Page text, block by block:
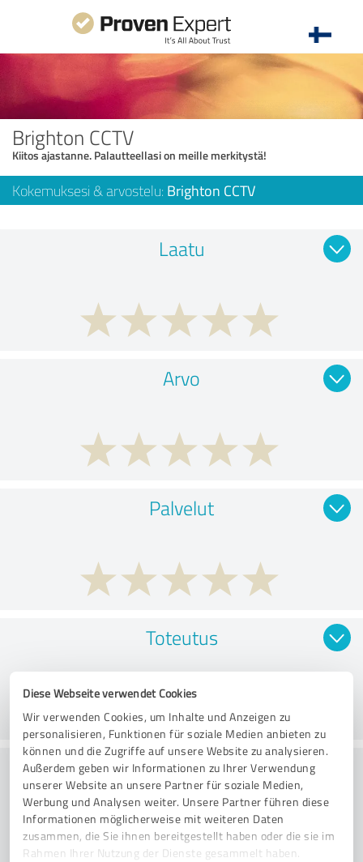
Diese Webseite verwendet Cookies
Wir verwenden Cookies, um Inhalte und Anzeigen zu
personalisieren, Funktionen für soziale Medien anbieten zu
können und die Zugriffe auf unsere Website zu analysieren.
Außerdem geben wir Informationen zu Ihrer Verwendung
unserer Website an unsere Partner für soziale Medien,
Werbung und Analysen weiter. Unsere Partner führen diese
Informationen möglicherweise mit weiteren Daten
zusammen, die Sie ihnen bereitgestellt haben oder die sie im
Rahmen Ihrer Nutzung der Dienste gesammelt haben.
Brighton CCTV
Kiitos ajastanne. Palautteellasi on meille merkitystä!
Kokemuksesi & arvostelu: Brighton CCTV
Laatu
Arvo
Palvelut
Toteutus
Konsultointi